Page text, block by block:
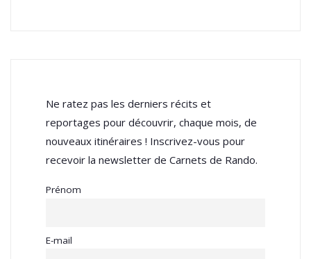
Ne ratez pas les derniers récits et
reportages pour découvrir, chaque mois, de
nouveaux itinéraires ! Inscrivez-vous pour
recevoir la newsletter de Carnets de Rando.
Prénom
E-mail